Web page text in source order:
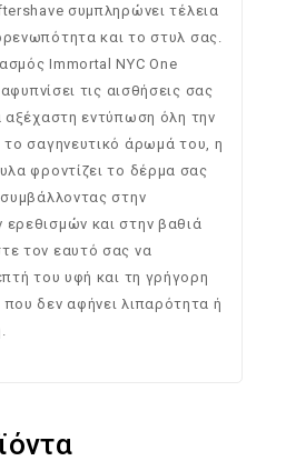
συμπληρώνει τέλεια
και το στυλ σας.
Immortal NYC One
τις αισθήσεις σας
αξέχαστη εντύπωση όλη την
σαγηνευτικό άρωμά του, η
φροντίζει το δέρμα σας
στην
και στην βαθιά
τον εαυτό σας να
του υφή και τη γρήγορη
δεν αφήνει λιπαρότητα ή